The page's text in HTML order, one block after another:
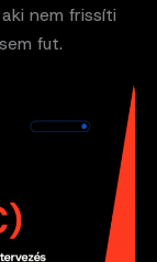
nem frissíti
fut.